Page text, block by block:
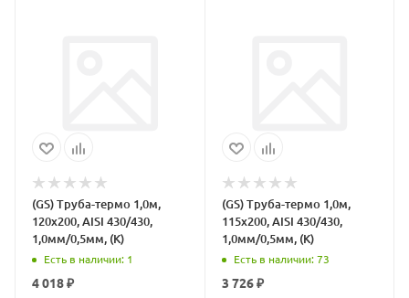
(GS) Труба-термо 1,0м,
120х200, AISI 430/430,
1,0мм/0,5мм, (К)
Есть в наличии: 1
4 018₽
(GS) Труба-термо 1,0м,
115х200, AISI 430/430,
1,0мм/0,5мм, (К)
Есть в наличии: 73
3 726₽